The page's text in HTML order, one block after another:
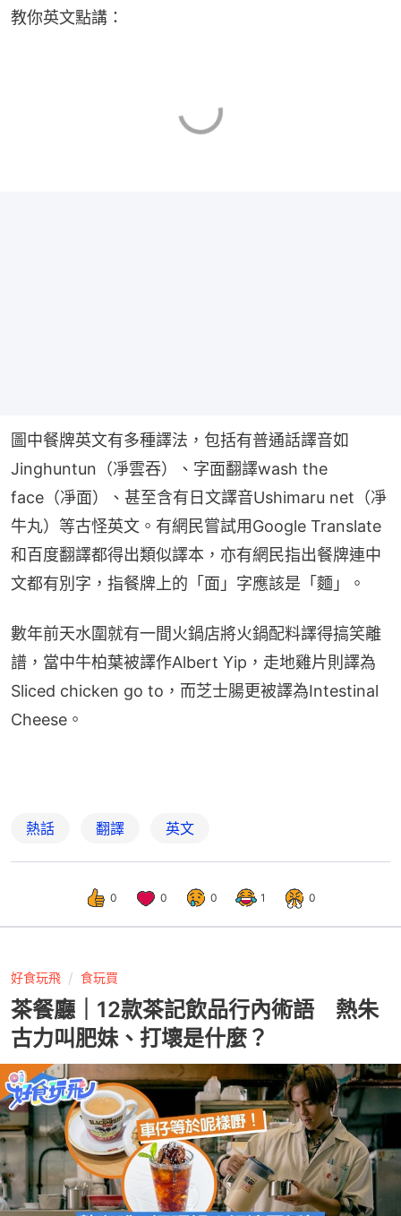
教你英文點講：
圖中餐牌英文有多種譯法，包括有普通話譯音如
Jinghuntun（凈雲吞）、字面翻譯wash the
face（凈面）、甚至含有日文譯音Ushimaru net（凈
牛丸）等古怪英文。有網民嘗試用Google Translate
和百度翻譯都得出類似譯本，亦有網民指出餐牌連中
文都有別字，指餐牌上的「面」字應該是「麵」。
數年前天水圍就有一間火鍋店將火鍋配料譯得搞笑離
譜，當中牛柏葉被譯作Albert Yip，走地雞片則譯為
Sliced chicken go to，而芝士腸更被譯為Intestinal
Cheese。
熱話 翻譯 英文
0 0 0 1 0
好食玩飛 食玩買
茶餐廳｜12款茶記飲品行內術語 熱朱
古力叫肥妹、打壞是什麼？